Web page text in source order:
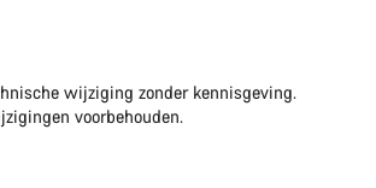
wijziging zonder kennisgeving.
voorbehouden.